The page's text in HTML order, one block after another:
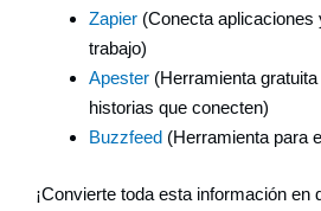
Zapier (Conecta
trabajo)
Apester (Herramienta
historias que conecten)
Buzzfeed (Herramienta para
¡Convierte toda esta información en